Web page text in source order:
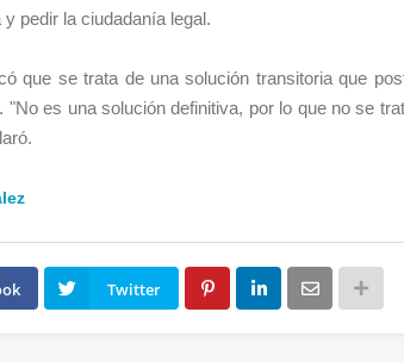
pedir la ciudadanía legal.
que se trata de una solución transitoria que
es una solución definitiva, por lo que no se
Twitter